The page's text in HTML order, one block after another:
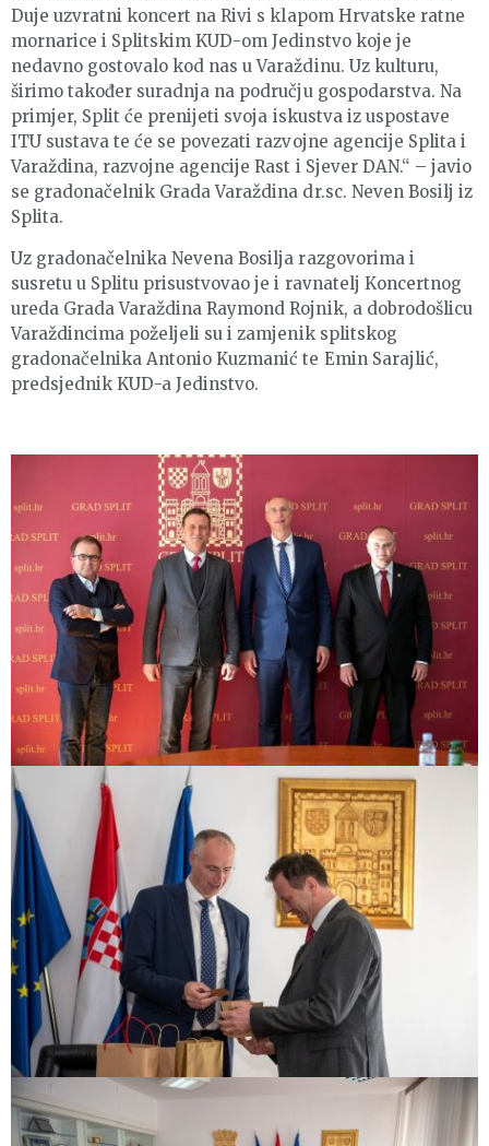
Duje uzvratni koncert na Rivi s klapom Hrvatske ratne
mornarice i Splitskim KUD-om Jedinstvo koje je
nedavno gostovalo kod nas u Varaždinu. Uz kulturu,
širimo također suradnja na području gospodarstva. Na
primjer, Split će prenijeti svoja iskustva iz uspostave
ITU sustava te će se povezati razvojne agencije Splita i
Varaždina, razvojne agencije Rast i Sjever DAN.“ – javio
se gradonačelnik Grada Varaždina dr.sc. Neven Bosilj iz
Splita.
Uz gradonačelnika Nevena Bosilja razgovorima i
susretu u Splitu prisustvovao je i ravnatelj Koncertnog
ureda Grada Varaždina Raymond Rojnik, a dobrodošlicu
Varaždincima poželjeli su i zamjenik splitskog
gradonačelnika Antonio Kuzmanić te Emin Sarajlić,
predsjednik KUD-a Jedinstvo.